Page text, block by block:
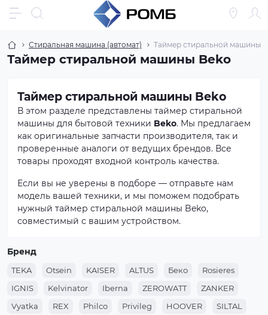
Стиральная машина (автомат) Таймер стиральной машины
Таймер стиральной машины Beko
Таймер стиральной машины Beko
В этом разделе представлены таймер стиральной
машины для бытовой техники Beko. Мы предлагаем
как оригинальные запчасти производителя, так и
проверенные аналоги от ведущих брендов. Все
товары проходят входной контроль качества.
Если вы не уверены в подборе — отправьте нам
модель вашей техники, и мы поможем подобрать
нужный таймер стиральной машины Beko,
совместимый с вашим устройством.
Бренд
TEKA Otsein KAISER ALTUS Беко
Rosieres
IGNIS
Kelvinator Iberna ZEROWATT
ZANKER
Vyatka
REX Philco Privileg HOOVER
SILTAL